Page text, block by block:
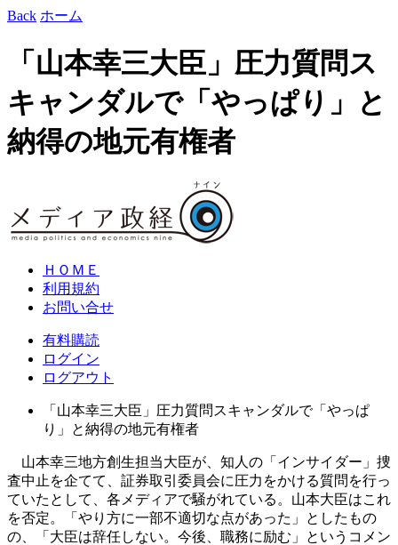
Back ホーム
「山本幸三大臣」圧力質問ス
キャンダルで「やっぱり」と
納得の地元有権者
ＨＯＭＥ
利用規約
お問い合せ
有料購読
ログイン
ログアウト
「山本幸三大臣」圧力質問スキャンダルで「やっぱ
り」と納得の地元有権者
山本幸三地方創生担当大臣が、知人の「インサイダー」捜
査中止を企てて、証券取引委員会に圧力をかける質問を行っ
ていたとして、各メディアで騒がれている。山本大臣はこれ
を否定。「やり方に一部不適切な点があった」としたもの
の、「大臣は辞任しない。今後、職務に励む」というコメン